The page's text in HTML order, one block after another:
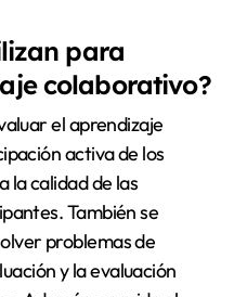
para
colaborativo?
el aprendizaje
activa de los
la calidad de las
También se
problemas de
y la evaluación